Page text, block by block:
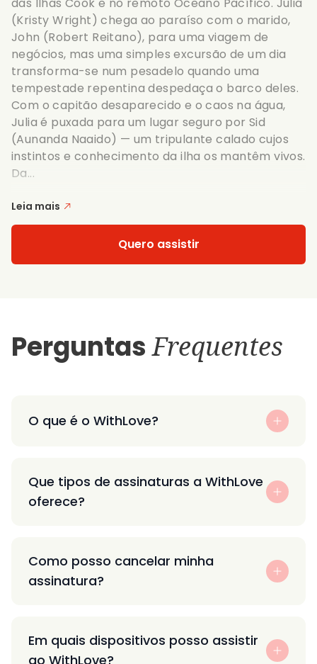
(Kristy Wright) chega ao paraíso com o marido,
John (Robert Reitano), para uma viagem de
negócios, mas uma simples excursão de um dia
transforma-se num pesadelo quando uma
tempestade repentina despedaça o barco deles.
Com o capitão desaparecido e o caos na água,
Julia é puxada para um lugar seguro por Sid
(Aunanda Naaido) — um tripulante calado cujos
instintos e conhecimento da ilha os mantêm vivos.
Da...
Leia mais
Quero assistir
PerguntasFrequentes
O que é o WithLove?
Que tipos de assinaturas a WithLove
oferece?
Como posso cancelar minha
assinatura?
Em quais dispositivos posso assistir
ao WithLove?